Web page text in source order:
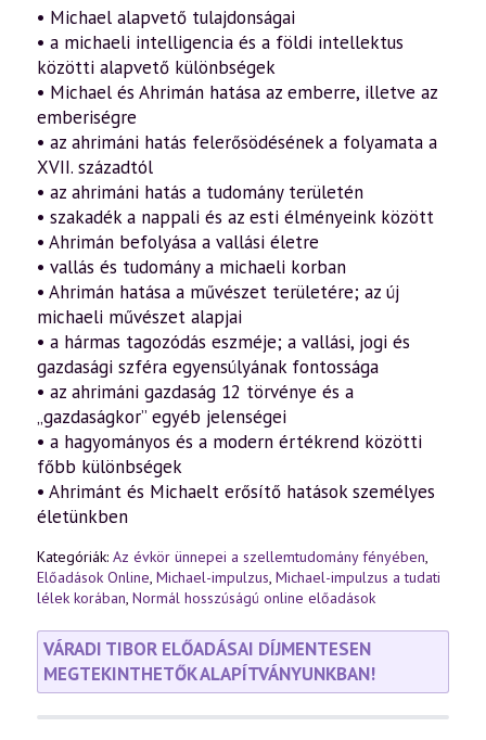
korában
19.
rész
(2015.09.26.)
mennyiség
• Michael alapvető tulajdonságai
• a michaeli intelligencia és a földi intellektus
közötti alapvető különbségek
• Michael és Ahrimán hatása az emberre, illetve az
emberiségre
• az ahrimáni hatás felerősödésének a folyamata a
XVII. századtól
• az ahrimáni hatás a tudomány területén
• szakadék a nappali és az esti élményeink között
• Ahrimán befolyása a vallási életre
• vallás és tudomány a michaeli korban
• Ahrimán hatása a művészet területére; az új
michaeli művészet alapjai
• a hármas tagozódás eszméje; a vallási, jogi és
gazdasági szféra egyensúlyának fontossága
• az ahrimáni gazdaság 12 törvénye és a
„gazdaságkor” egyéb jelenségei
• a hagyományos és a modern értékrend közötti
főbb különbségek
• Ahrimánt és Michaelt erősítő hatások személyes
életünkben
Kategóriák: Az évkör ünnepei a szellemtudomány fényében,
Előadások Online, Michael-impulzus, Michael-impulzus a tudati
lélek korában, Normál hosszúságú online előadások
VÁRADI TIBOR ELŐADÁSAI DÍJMENTESEN
MEGTEKINTHETŐK ALAPÍTVÁNYUNKBAN!